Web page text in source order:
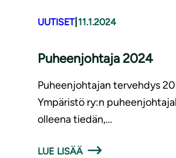
UUTISET| 11.1.2024
Puheenjohtaja 2024
Puheenjohtajan tervehdys
Ympäristö ry:n
olleena tiedän,…
LUE LISÄÄ